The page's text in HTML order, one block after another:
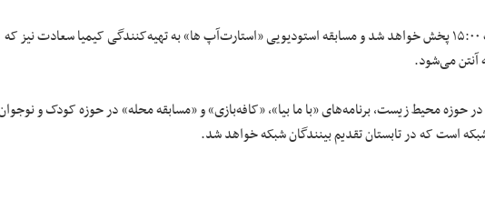
مجموعه نمایشی ۱۳ قسمتی «قصه ما» شنبه تا چهارشنبه ساعت ۱۵:۰۰ پخش خواهد شد و مسابقه استودیویی «استارت‌آپ ها» به تهیه‌کنندگی کیمیا سعادت نیز که
و مستندهای مختلف، برنامه «طبیعت ۳۶۰ درجه» در حوزه محیط زیست، برنامه‌های «با ما بیا»، «کافه‌بازی» و «مسابقه محله» در حوزه کودک و